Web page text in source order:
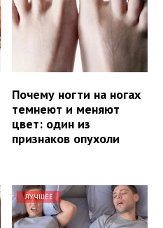
Почему ногти на ногах
темнеют и меняют
цвет: один из
признаков опухоли
ЛУЧШЕЕ